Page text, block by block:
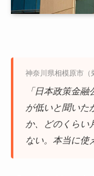
神奈川県相模原市（
「日本政策金
が低いと聞いた
か、どのくらい
ない。本当に使